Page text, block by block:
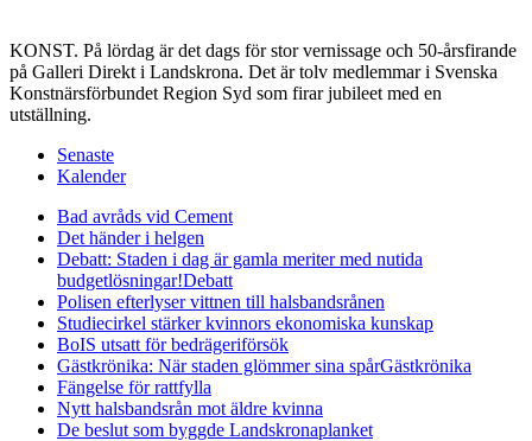
KONST. På lördag är det dags för stor vernissage och 50-årsfirande
på Galleri Direkt i Landskrona. Det är tolv medlemmar i Svenska
Konstnärsförbundet Region Syd som firar jubileet med en
utställning.
Senaste
Kalender
Bad avråds vid Cement
Det händer i helgen
Debatt: Staden i dag är gamla meriter med nutida
budgetlösningar!Debatt
Polisen efterlyser vittnen till halsbandsrånen
Studiecirkel stärker kvinnors ekonomiska kunskap
BoIS utsatt för bedrägeriförsök
Gästkrönika: När staden glömmer sina spårGästkrönika
Fängelse för rattfylla
Nytt halsbandsrån mot äldre kvinna
De beslut som byggde Landskronaplanket